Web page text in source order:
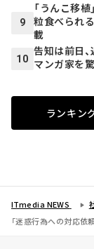
9
「うんこ移
粒食べられ
載
10
告知は前日
マンガ家を
ランキン
ITmedia NEWS
「迷惑行為への対応依